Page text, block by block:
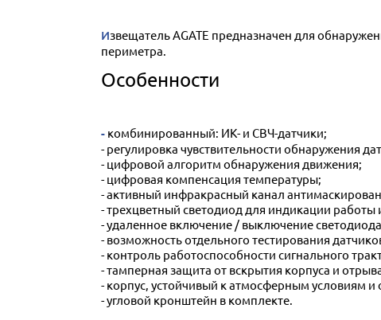
Извещатель AGATE предназначен для обнаружения движения в случае попытки пересечения границы охраняемой зоны, предназначен для защиты
периметра.
Особенности
- комбинированный: ИК- и СВЧ-датчики;
- регулировка чувствительности обнаружения
- цифровой алгоритм обнаружения движения;
- цифровая компенсация температуры;
- активный инфракрасный канал
- трехцветный светодиод для индикации работы
- удаленное включение / выключение
- возможность отдельного тестирования
- контроль работоспособности сигнального
- тамперная защита от вскрытия корпуса и
- корпус, устойчивый к атмосферным условиям
- угловой кронштейн в комплекте.